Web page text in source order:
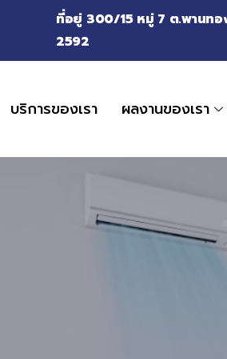
ที่อยู่ 300/15 หมู่ 7 ต.พานท
2592
บริการของเรา ผลงานของเรา